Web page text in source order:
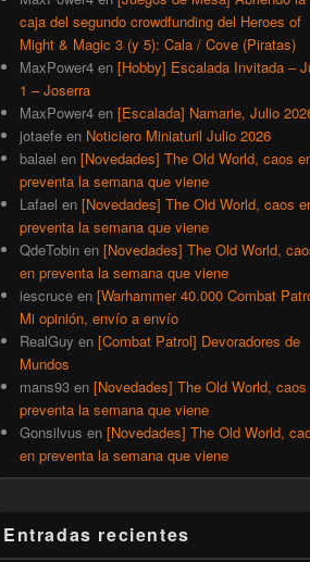
caja del segundo crowdfunding del Heroes of
Might & Magic 3 (y 5): Cala / Cove (Piratas)
MaxPower4 en [Hobby] Escalada Invitada –
1 – Joserra
MaxPower4 en [Escalada] Namarie, Julio
jotaefe en Noticiero Miniaturil Julio 2026
balael en [Novedades] The Old World, caos
preventa la semana que viene
Lafael en [Novedades] The Old World, caos
preventa la semana que viene
QdeTobin en [Novedades] The Old World,
en preventa la semana que viene
iescruce en [Warhammer 40.000 Combat
Mi opinión, envío a envío
RealGuy en [Combat Patrol] Devoradores de
Mundos
mans93 en [Novedades] The Old World,
preventa la semana que viene
Gonsilvus en [Novedades] The Old World,
en preventa la semana que viene
Entradas recientes